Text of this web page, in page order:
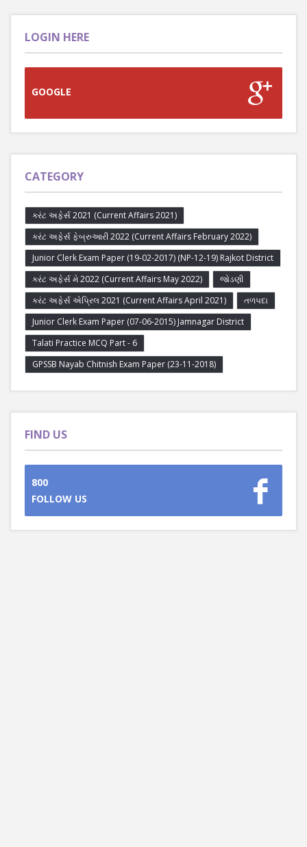
LOGIN HERE
GOOGLE
CATEGORY
કરંટ અફેર્સ 2021 (Current Affairs 2021)
કરંટ અફેર્સ ફેબ્રુઆરી 2022 (Current Affairs February 2022)
Junior Clerk Exam Paper (19-02-2017) (NP-12-19) Rajkot District
કરંટ અફેર્સ મે 2022 (Current Affairs May 2022)
જોડણી
કરંટ અફેર્સ એપ્રિલ 2021 (Current Affairs April 2021)
તળપદા
Junior Clerk Exam Paper (07-06-2015) Jamnagar District
Talati Practice MCQ Part - 6
GPSSB Nayab Chitnish Exam Paper (23-11-2018)
FIND US
800
FOLLOW US